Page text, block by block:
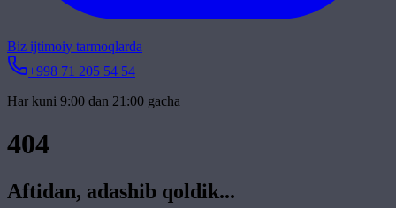
Biz ijtimoiy tarmoqlarda
+998 71 205 54 54
Har kuni 9:00 dan 21:00 gacha
404
Aftidan, adashib qoldik...